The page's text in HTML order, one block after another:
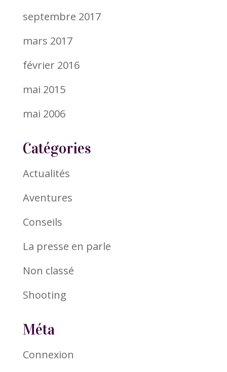
septembre 2017
mars 2017
février 2016
mai 2015
mai 2006
Catégories
Actualités
Aventures
Conseils
La presse en parle
Non classé
Shooting
Méta
Connexion